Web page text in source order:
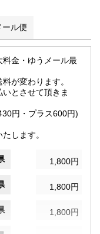
ール便
金・ゆうメール最
が変わります。
とさせて頂きま
円・プラス600円)
します。
1,800円
1,800円
1,800円